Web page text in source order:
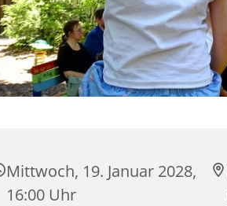
Mittwoch, 19. Januar 2028,
16:00 Uhr